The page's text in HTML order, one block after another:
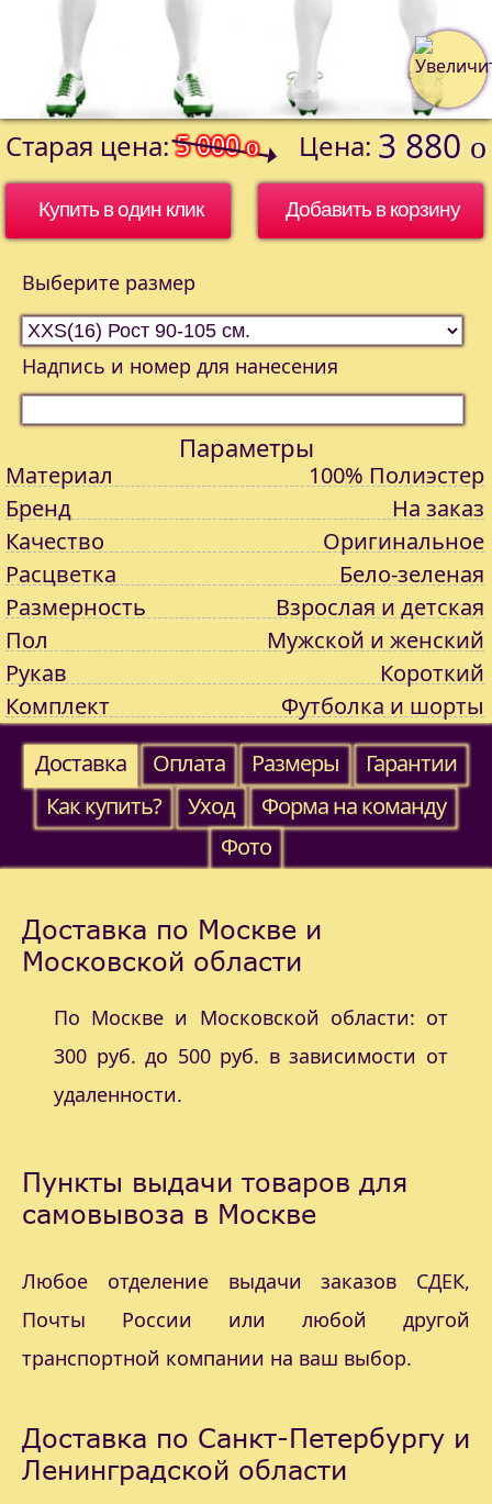
Старая цена: 5 000o Цена: 3 880 o
Купить в один клик
Выберите размер
Надпись и номер для нанесения
Параметры
Материал
100% Полиэстер
Бренд
На заказ
Качество
Оригинальное
Расцветка
Бело-зеленая
Размерность
Взрослая и детская
Пол
Мужской и женский
Рукав
Короткий
Комплект
Футболка и шорты
Доставка
Оплата Размеры
Гарантии
Как купить?
Уход
Форма на команду
Фото
Доставка по Москве и
Московской области
По Москве и Московской области: от
300 руб. до 500 руб. в зависимости от
удаленности.
Пункты выдачи товаров для
самовывоза в Москве
Любое отделение выдачи заказов СДЕК,
Почты России или любой другой
транспортной компании на ваш выбор.
Доставка по Санкт-Петербургу и
Ленинградской области